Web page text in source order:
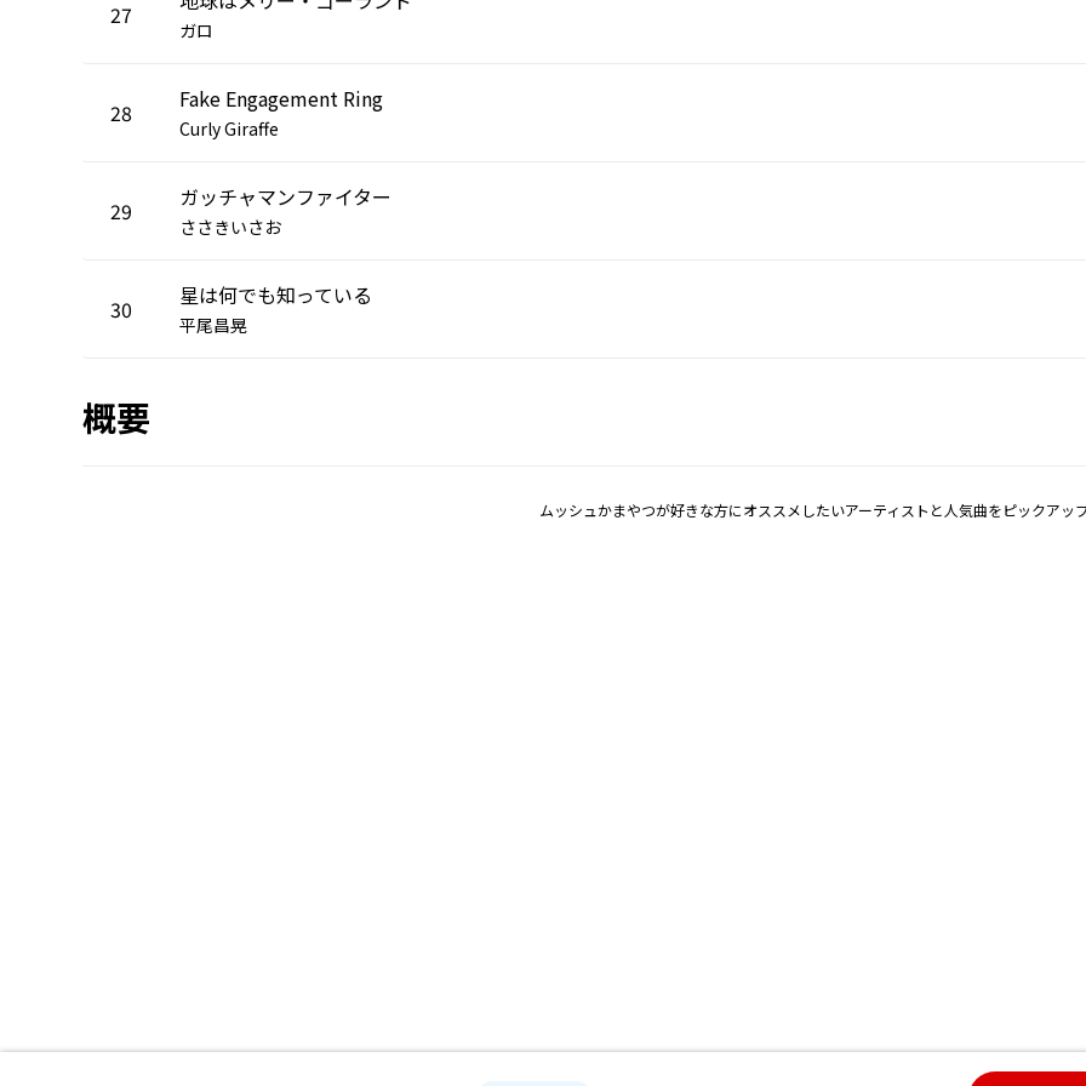
27
ガロ
28 Fake Engagement Ring
Curly Giraffe
29 ガッチャマンファイター
ささきいさお
30 星は何でも知っている
平尾昌晃
概要
ムッシュかまやつが好きな方にオススメしたいアーティストと人気曲をピックアッ